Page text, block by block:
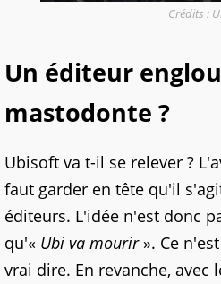
Crédits :
Un éditeur
mastodonte ?
Ubisoft va t-il se relever ?
faut garder en tête qu'il
éditeurs. L'idée n'est donc
qu'« Ubi va mourir». Ce
vrai dire. En revanche, avec